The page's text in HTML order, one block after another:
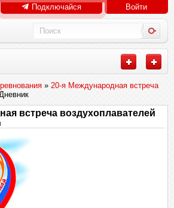
Подключайся Войти
» 20-я Международная встреча
встреча воздухоплавателей